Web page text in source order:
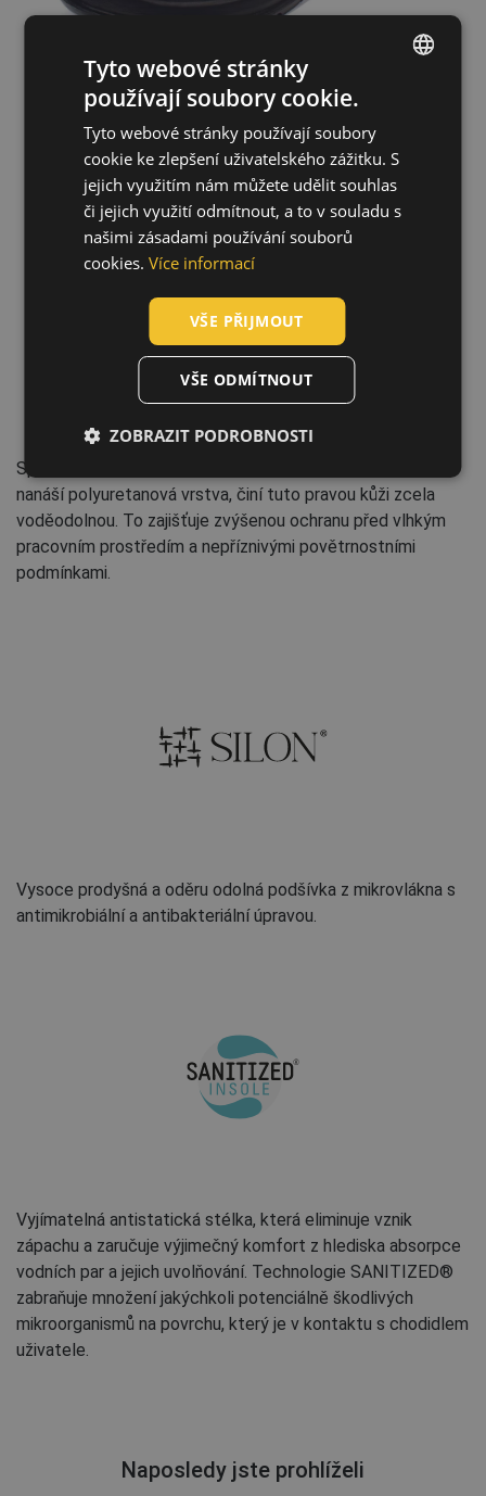
Technologie
Speciální proces činění, při kterém se na vnější povrch
nanáší polyuretanová vrstva, činí tuto pravou kůži zcela
voděodolnou. To zajišťuje zvýšenou ochranu před vlhkým
pracovním prostředím a nepříznivými povětrnostními
podmínkami.
Vysoce prodyšná a oděru odolná podšívka z mikrovlákna s
antimikrobiální a antibakteriální úpravou.
Vyjímatelná antistatická stélka, která eliminuje vznik
zápachu a zaručuje výjimečný komfort z hlediska absorpce
vodních par a jejich uvolňování. Technologie SANITIZED®
zabraňuje množení jakýchkoli potenciálně škodlivých
mikroorganismů na povrchu, který je v kontaktu s chodidlem
uživatele.
Naposledy jste prohlíželi
ENGLISH
CZECH
HUNGARIAN
SLOVAK
ROMANIAN
DUTCH
LATVIAN
Tyto webové stránky
používají soubory cookie.
Tyto webové stránky používají soubory
cookie ke zlepšení uživatelského zážitku. S
jejich využitím nám můžete udělit souhlas
či jejich využití odmítnout, a to v souladu s
našimi zásadami používání souborů
cookies. Více informací
VŠE PŘIJMOUT
VŠE ODMÍTNOUT
ZOBRAZIT PODROBNOSTI